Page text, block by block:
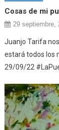
Cosas de mi
29 septiembre,
Juanjo Tarifa
estará todos los
29/09/22